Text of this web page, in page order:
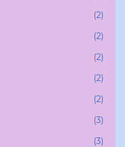
(2)
(2)
(2)
(2)
(2)
(3)
(3)